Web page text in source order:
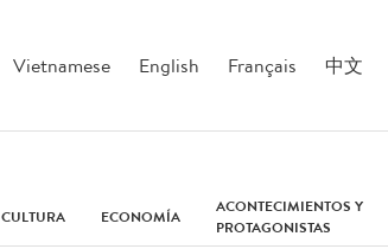
Vietnamese English Français 中文
CULTURA ECONOMÍA
ACONTECIMIENTOS Y
PROTAGONISTAS